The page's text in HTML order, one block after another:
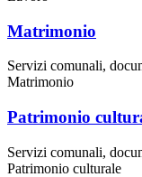
Matrimonio
Servizi comunali,
Matrimonio
Patrimonio
Servizi comunali,
Patrimonio culturale